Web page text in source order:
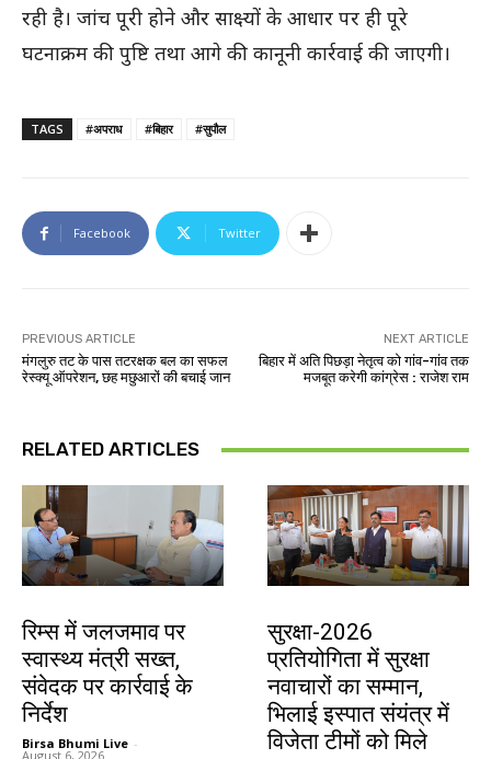
रही है। जांच पूरी होने और साक्ष्यों के आधार पर ही पूरे
घटनाक्रम की पुष्टि तथा आगे की कानूनी कार्रवाई की जाएगी।
TAGS #अपराध #बिहार #सुपौल
Facebook Twitter
PREVIOUS ARTICLE
मंगलुरु तट के पास तटरक्षक बल का सफल
रेस्क्यू ऑपरेशन, छह मछुआरों की बचाई जान
NEXT ARTICLE
बिहार में अति पिछड़ा नेतृत्व को गांव-गांव तक
मजबूत करेगी कांग्रेस : राजेश राम
RELATED ARTICLES
रिम्स में जलजमाव पर
स्वास्थ्य मंत्री सख्त,
संवेदक पर कार्रवाई के
निर्देश
Birsa Bhumi Live -
August 6, 2026
सुरक्षा-2026
प्रतियोगिता में सुरक्षा
नवाचारों का सम्मान,
भिलाई इस्पात संयंत्र में
विजेता टीमों को मिले